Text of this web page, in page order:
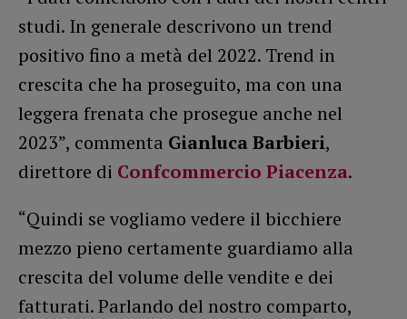
studi. In generale descrivono un trend
positivo fino a metà del 2022. Trend in
crescita che ha proseguito, ma con una
leggera frenata che prosegue anche nel
2023”, commenta Gianluca Barbieri,
direttore di Confcommercio Piacenza.
“Quindi se vogliamo vedere il bicchiere
mezzo pieno certamente guardiamo alla
crescita del volume delle vendite e dei
fatturati. Parlando del nostro comparto,